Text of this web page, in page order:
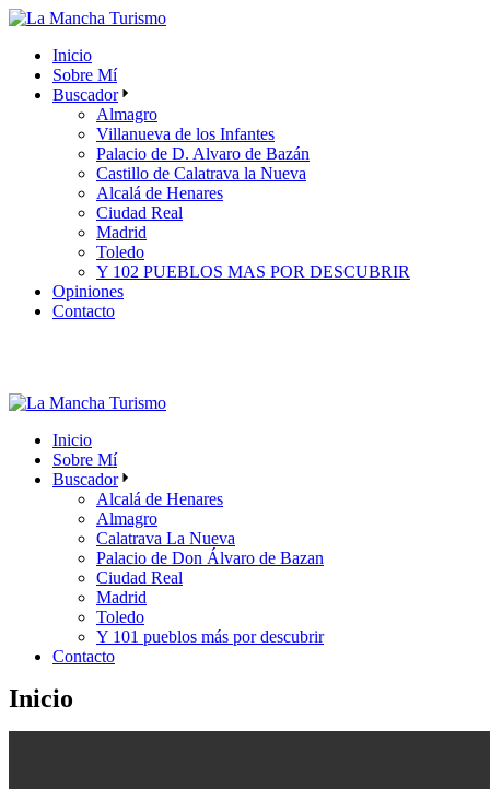
Skip
content
Inicio
Sobre Mí
Buscador
Almagro
Villanueva de los Infantes
Palacio de D. Alvaro de Bazán
Castillo de Calatrava la Nueva
Alcalá de Henares
Ciudad Real
Madrid
Toledo
Y 102 PUEBLOS MAS POR DESCUBRIR
Opiniones
Contacto
Inicio
Sobre Mí
Buscador
Alcalá de Henares
Almagro
Calatrava La Nueva
Palacio de Don Álvaro de Bazan
Ciudad Real
Madrid
Toledo
Y 101 pueblos más por descubrir
Contacto
Inicio